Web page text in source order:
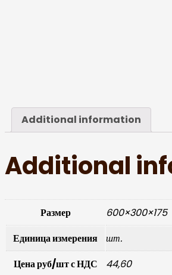
Additional information
Additional
Размер
600×300×175
Единица измерения
шт.
Цена руб/шт с НДС
44,60